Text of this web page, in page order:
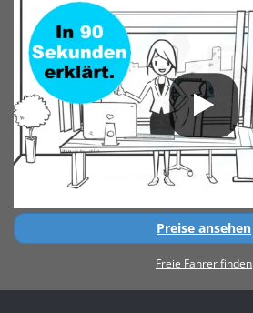
Preise ansehen
Freie Fahrer finden